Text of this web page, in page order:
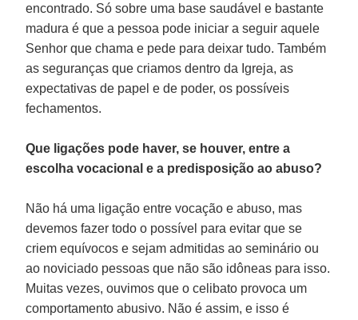
encontrado. Só sobre uma base saudável e bastante
madura é que a pessoa pode iniciar a seguir aquele
Senhor que chama e pede para deixar tudo. Também
as seguranças que criamos dentro da Igreja, as
expectativas de papel e de poder, os possíveis
fechamentos.
Que ligações pode haver, se houver, entre a
escolha vocacional e a predisposição ao abuso?
Não há uma ligação entre vocação e abuso, mas
devemos fazer todo o possível para evitar que se
criem equívocos e sejam admitidas ao seminário ou
ao noviciado pessoas que não são idôneas para isso.
Muitas vezes, ouvimos que o celibato provoca um
comportamento abusivo. Não é assim, e isso é